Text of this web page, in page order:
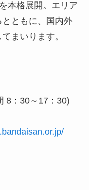
本格展開。エリア
ともに、国内外
まいります。
8：30～17：30)